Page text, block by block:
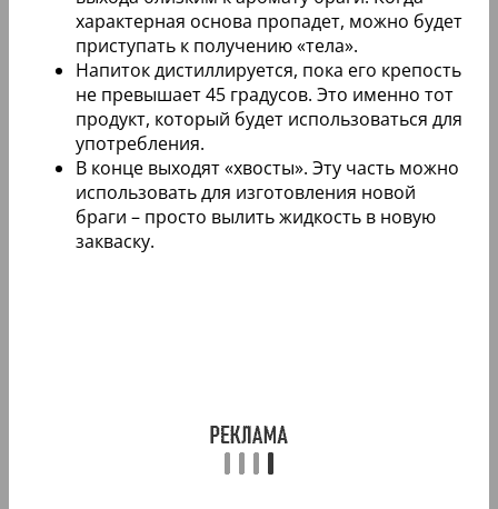
характерная основа пропадет, можно будет
приступать к получению «тела».
Напиток дистиллируется, пока его крепость
не превышает 45 градусов. Это именно тот
продукт, который будет использоваться для
употребления.
В конце выходят «хвосты». Эту часть можно
использовать для изготовления новой
браги – просто вылить жидкость в новую
закваску.